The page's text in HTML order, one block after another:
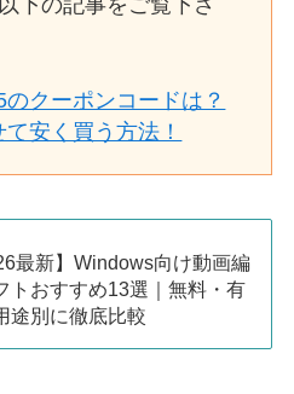
下の記事をご覧下さ
クーポンコードは？
安く買う方法！
最新】Windows向け動画編
トおすすめ13選｜無料・有
途別に徹底比較